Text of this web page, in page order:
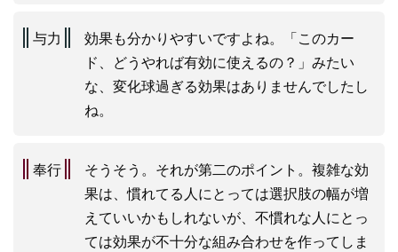
与力
効果も分かりやすいですよね。「このカー
ド、どうやれば有効に使えるの？」みたい
な、変化球過ぎる効果はありませんでしたし
ね。
奉行
そうそう。それが第二のポイント。複雑な効
果は、慣れてる人にとっては選択肢の幅が増
えていいかもしれないが、不慣れな人にとっ
ては効果が不十分な組み合わせを作ってしま